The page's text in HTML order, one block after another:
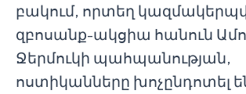
բակում, որտեղ
զբոսանք-ակցիա հանուն
Ջերմուկի պահպանության,
ոստիկանները խոչընդոտել